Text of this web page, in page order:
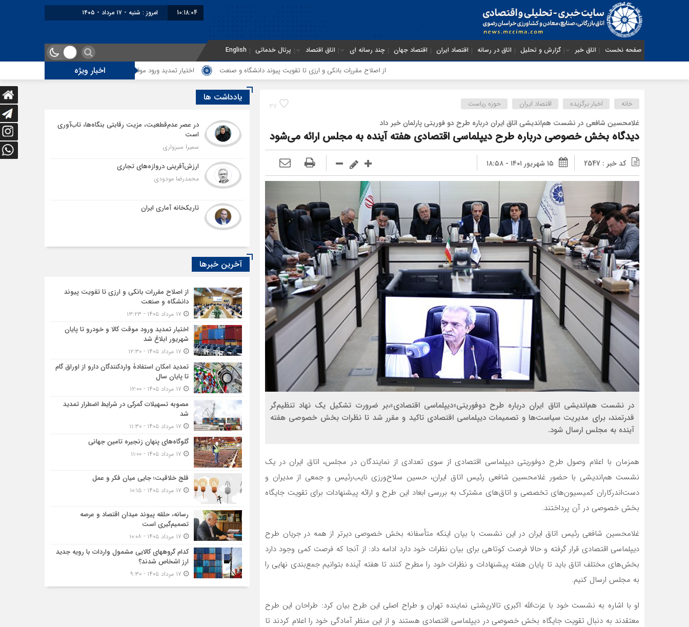
10:18:05 برابر با : Saturday - 8 August - 2026
صفحه نخست اتاق خبر گزارش و تحلیل اتاق در رسانه اقتصاد ایران اقتصاد جهان چند رسانه ای اتاق اقتصاد پرتال خدماتی English
اخبار ویژه از اصلاح مقررات بانکی و ارزی تا تقویت پیوند دانشگاه و صنعت اختیار تمدید ورود موقت کالا و خودرو تا پایان شهریور ابلاغ شد
37 خانه اخبار برگزیده اقتصاد ایران حوزه ریاست
غلامحسین شافعی در نشست هم‌اندیشی اتاق ایران درباره طرح دو فوریتی پارلمان خبر داد
دیدگاه بخش خصوصی درباره طرح دیپلماسی اقتصادی هفته آینده به مجلس ارائه می‌شود
کد خبر : 2547 ۱۵ شهریور ۱۴۰۱ - ۱۸:۵۸
در نشست هم‌اندیشی اتاق ایران درباره طرح دوفوریتی«دیپلماسی اقتصادی»،بر ضرورت تشکیل یک نهاد تنظیم‌گر
قدرتمند، برای مدیریت سیاست‌ها و تصمیمات دیپلماسی اقتصادی تاکید و مقرر شد تا نظرات بخش خصوصی هفته
آینده به مجلس ارسال شود.
همزمان با اعلام وصول طرح دوفوریتی دیپلماسی اقتصادی از سوی تعدادی از نمایندگان در مجلس، اتاق ایران در یک
نشست هم‌اندیشی با حضور غلامحسین شافعی رئیس اتاق ایران، حسین سلاح‌ورزی نایب‌رئیس و جمعی از مدیران و
دست‌اندرکاران کمیسیون‌های تخصصی و اتاق‌های مشترک به بررسی ابعاد این طرح و ارائه پیشنهادات برای تقویت جایگاه
بخش خصوصی در آن پرداختند.
غلامحسین شافعی رئیس اتاق ایران در این نشست با بیان اینکه متأسفانه بخش خصوصی دیرتر از همه در جریان طرح
دیپلماسی اقتصادی قرار گرفته و حالا فرصت کوتاهی برای بیان نظرات خود دارد ادامه داد: از آنجا که فرصت کمی وجود دارد
بخش‌های مختلف اتاق باید تا پایان هفته پیشنهادات و نظرات خود را مطرح کنند تا هفته آینده بتوانیم جمع‌بندی نهایی را
به مجلس ارسال کنیم.
او با اشاره به نشست خود با عزت‌الله اکبری تالارپشتی نماینده تهران و طراح اصلی این طرح بیان کرد: طراحان این طرح
معتقدند به دنبال تقویت جایگاه بخش خصوصی در دیپلماسی اقتصادی هستند و از این منظر آمادگی خود را اعلام کردند تا
یادداشت ها
در عصر عدم‌قطعیت، مزیت رقابتی بنگاه‌ها، تاب‌آوری
است
سمیرا سبزواری
ارزش‌آفرینی دروازه‌های تجاری
محمدرضا مودودی
تاریکخانه آماری ایران
آخرین خبرها
از اصلاح مقررات بانکی و ارزی تا تقویت پیوند
دانشگاه و صنعت
اختیار تمدید ورود موقت کالا و خودرو تا پایان
شهریور ابلاغ شد
تمدید امکان استفادۀ واردکنندگان دارو از اوراق گام
تا پایان سال
مصوبه تسهیلات گمرکی در شرایط اضطرار تمدید
شد
گلوگاه‌های پنهان زنجیره تامین جهانی
فلج خلاقیت؛ جایی میان فکر و عمل
رسانه، حلقه پیوند میدان اقتصاد و عرصه
تصمیم‌گیری است
کدام گروههای کالایی مشمول واردات با رویه جدید
ارز اشخاص شدند؟